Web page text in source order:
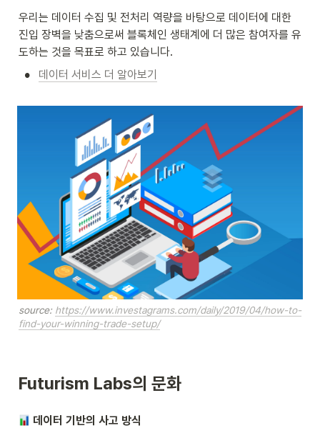
우리는 데이터 수집 및 전처리 역량을 바탕으로 데이터에 대한
진입 장벽을 낮춤으로써 블록체인 생태계에 더 많은 참여자를 유
도하는 것을 목표로 하고 있습니다.
• 데이터 서비스 더 알아보기
source: https://www.investagrams.com/daily/2019/04/how-to-
find-your-winning-trade-setup/
Futurism Labs의 문화
데이터 기반의 사고 방식